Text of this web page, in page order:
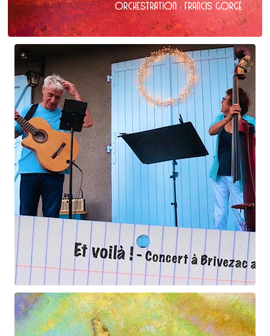
Maurice Ravel
La Vallée des cloches
Et voilà !
Geneviève Cabannes - Francis Gorgé